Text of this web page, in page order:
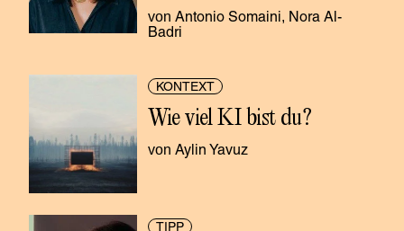
Antonio Somaini
Nora Al-
Badri
KONTEXT
Wie viel KI bist du?
Aylin Yavuz
TIPP